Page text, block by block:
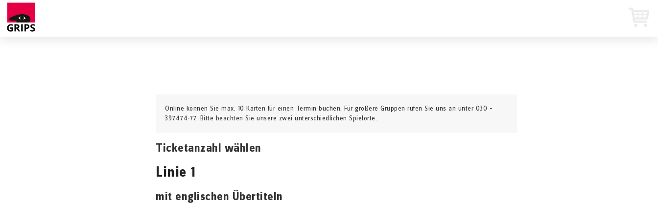
Online können Sie max. 10 Karten für einen Termin buchen. Für größere Gruppen rufen Sie uns an unter 030 –
397474-77. Bitte beachten Sie unsere zwei unterschiedlichen Spielorte.
Ticketanzahl wählen
Linie 1
mit englischen Übertiteln